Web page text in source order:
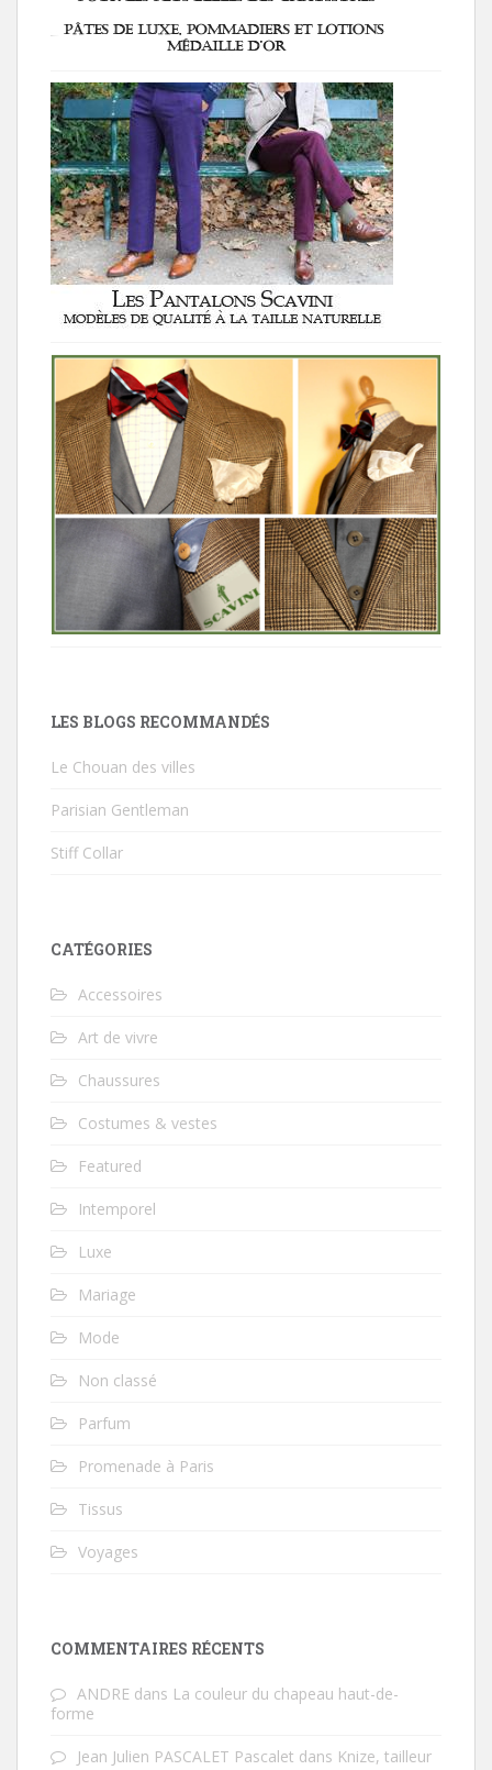
LES BLOGS RECOMMANDÉS
Le Chouan des villes
Parisian Gentleman
Stiff Collar
CATÉGORIES
Accessoires
Art de vivre
Chaussures
Costumes & vestes
Featured
Intemporel
Luxe
Mariage
Mode
Non classé
Parfum
Promenade à Paris
Tissus
Voyages
COMMENTAIRES RÉCENTS
ANDRE dans La couleur du chapeau haut-de-
forme
Jean Julien PASCALET Pascalet dans Knize, tailleur